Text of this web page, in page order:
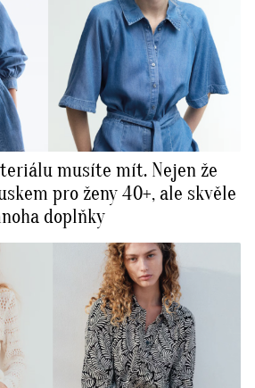
musíte mít. Nejen že
pro ženy 40+, ale skvěle
doplňky